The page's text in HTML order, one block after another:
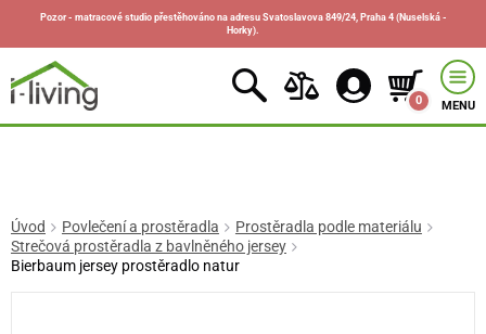
Pozor - matracové studio přestěhováno na adresu Svatoslavova 849/24, Praha 4 (Nuselská -
Horky).
0 MENU
Úvod Povlečení a prostěradla
Prostěradla podle materiálu
Strečová prostěradla z bavlněného jersey
Bierbaum jersey prostěradlo natur